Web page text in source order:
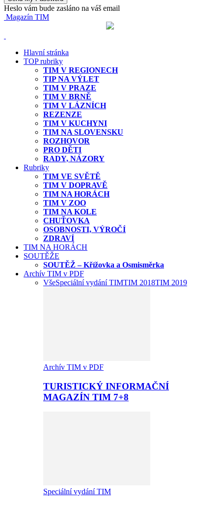
Heslo vám bude zasláno na váš email
Magazín TIM
Hlavní stránka
TOP rubriky
TIM V REGIONECH
TIP NA VÝLET
TIM V PRAZE
TIM V BRNĚ
TIM V LÁZNÍCH
REZENZE
TIM V KUCHYNI
TIM NA SLOVENSKU
ROZHOVOR
PRO DĚTI
RADY, NÁZORY
Rubriky
TIM VE SVĚTĚ
TIM V DOPRAVĚ
TIM NA HORÁCH
TIM V ZOO
TIM NA KOLE
CHUŤOVKA
OSOBNOSTI, VÝROČÍ
ZDRAVÍ
TIM NA HORÁCH
SOUTĚŽE
SOUTĚŽ – Křížovka a Osmisměrka
Archív TIM v PDF
VšeSpeciální vydání TIMTIM 2018TIM 2019
Archív TIM v PDF
TURISTICKÝ INFORMAČNÍ
MAGAZÍN TIM 7+8
Speciální vydání TIM